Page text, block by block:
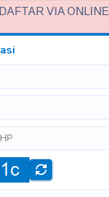
DAFTAR VIA ONLINE